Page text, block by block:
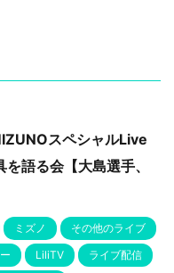
スペシャルLive
を語る会【大島選手、
ミズノ
その他のライブ
LiliTV
ライブ配信